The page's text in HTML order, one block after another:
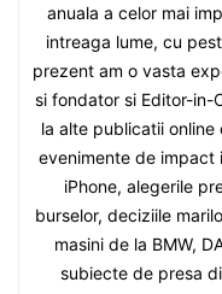
anuala a celor mai
intreaga lume, cu
prezent am o vasta
si fondator si Editor-in-
la alte publicatii online
evenimente de impact
iPhone, alegerile
burselor, deciziile
masini de la BMW,
subiecte de presa